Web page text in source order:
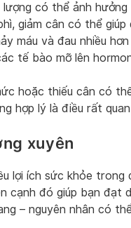
có thể ảnh hưởng
giảm cân có thể
máu và đau nhiều
tế bào mỡ lên
hoặc thiếu cân có
hợp lý là điều rất
xuyên
lợi ích sức khỏe
cạnh đó giúp bạn đạt
– nguyên nhân có